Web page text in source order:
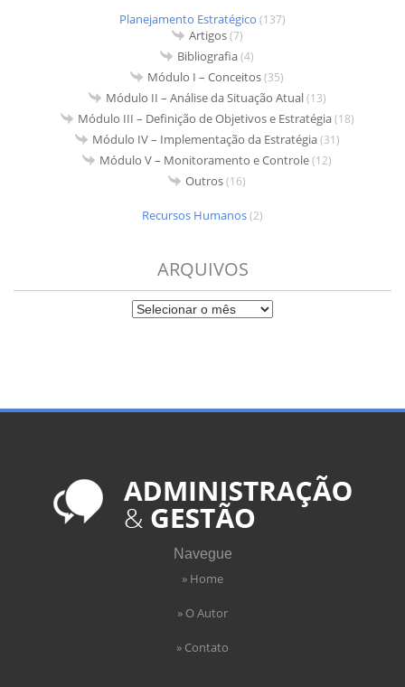
Planejamento Estratégico (137)
Artigos(7)
Bibliografia(4)
Módulo I – Conceitos(35)
Módulo II – Análise da Situação Atual(13)
Módulo III – Definição de Objetivos e Estratégia(18)
Módulo IV – Implementação da Estratégia(31)
Módulo V – Monitoramento e Controle(12)
Outros(16)
Recursos Humanos(2)
ARQUIVOS
Navegue
» Home
» O Autor
» Contato